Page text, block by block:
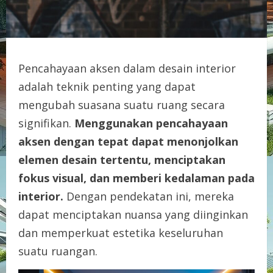
Pencahayaan aksen dalam desain interior
adalah teknik penting yang dapat
mengubah suasana suatu ruang secara
signifikan. Menggunakan pencahayaan
aksen dengan tepat dapat menonjolkan
elemen desain tertentu, menciptakan
fokus visual, dan memberi kedalaman pada
interior. Dengan pendekatan ini, mereka
dapat menciptakan nuansa yang diinginkan
dan memperkuat estetika keseluruhan
suatu ruangan.